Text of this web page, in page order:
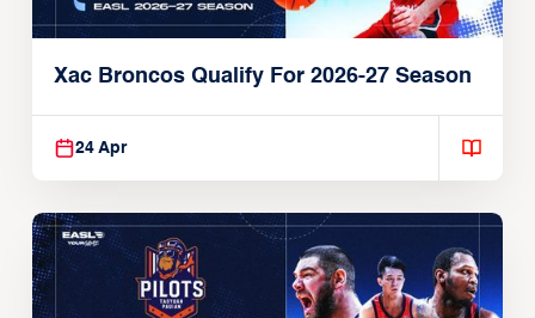
Xac Broncos Qualify For 2026-27 Season
24 Apr